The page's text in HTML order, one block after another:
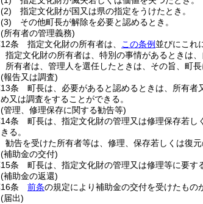
(2)
指定文化財が国又は県の指定をうけたとき。
(3)
その他町長が解除を必要と認めるとき。
(所有者の管理義務)
条
指定文化財の所有者は、 この条例 並びにこれ
指定文化財の所有者は、特別の事情があるときは
所有者は、管理人を選任したときは、その旨、町長
(報告又は調査)
条
町長は、必要があると認めるときは、所有者
め又は調査をすることができる。
(管理、修理保存に関する勧告等)
条
町長は、指定文化財の管理又は修理保存若
きる。
勧告を受けた所有者等は、修理、保存若しくは復
(補助金の交付)
条
町長は、指定文化財の管理又は修理等に要す
(補助金の返還)
条
前条の規定により補助金の交付を受けたもの
(届出)